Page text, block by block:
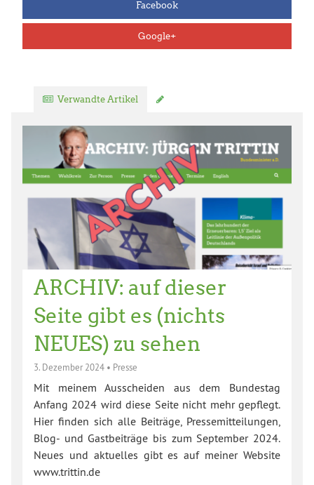
Facebook
Google+
Verwandte Artikel
ARCHIV: auf dieser
Seite gibt es (nichts
NEUES) zu sehen
3. Dezember 2024 • Presse
Mit meinem Ausscheiden aus dem Bundestag
Anfang 2024 wird diese Seite nicht mehr gepflegt.
Hier finden sich alle Beiträge, Pressemitteilungen,
Blog- und Gastbeiträge bis zum September 2024.
Neues und aktuelles gibt es auf meiner Website
www.trittin.de